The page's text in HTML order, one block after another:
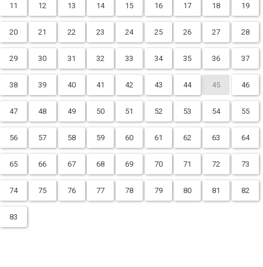
11 12 13 14 15 16 17 18 19
20 21 22 23 24 25 26 27 28
29 30 31 32 33 34 35 36 37
38 39 40 41 42 43 44 45 46
47 48 49 50 51 52 53 54 55
56 57 58 59 60 61 62 63 64
65 66 67 68 69 70 71 72 73
74 75 76 77 78 79 80 81 82
83